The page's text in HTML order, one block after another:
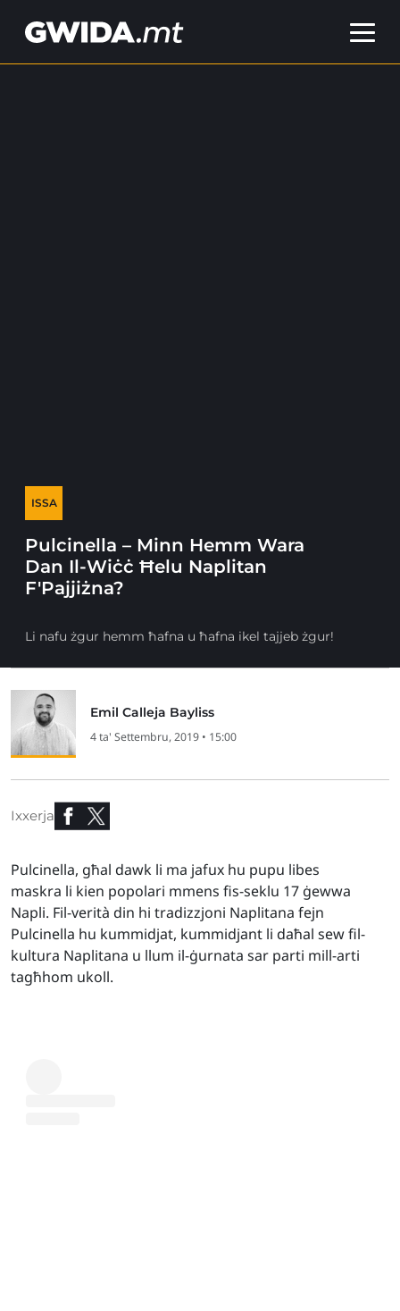
ISSA
Pulcinella – Minn Hemm Wara
Dan Il-Wiċċ Ħelu Naplitan
F'Pajjiżna?
Li nafu żgur hemm ħafna u ħafna ikel tajjeb żgur!
Emil Calleja Bayliss
4 ta' Settembru, 2019 • 15:00
Ixxerja
Pulcinella, għal dawk li ma jafux hu pupu libes
maskra li kien popolari mmens fis-seklu 17 ġewwa
Napli. Fil-verità din hi tradizzjoni Naplitana fejn
Pulcinella hu kummidjat, kummidjant li daħal sew fil-
kultura Naplitana u llum il-ġurnata sar parti mill-arti
tagħhom ukoll.